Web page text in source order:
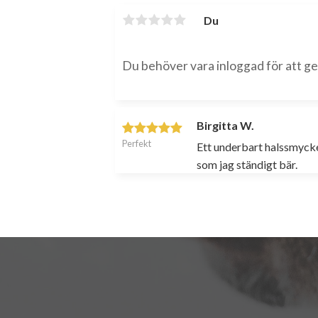
Du
Perfekt
Birgitta W.
Ett underbart
som jag ständigt bär.